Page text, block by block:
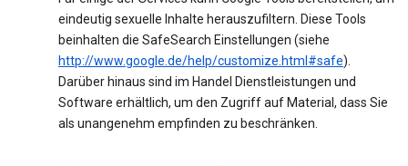
eindeutig sexuelle Inhalte herauszufiltern. Diese Tools
beinhalten die SafeSearch Einstellungen (siehe
http://www.google.de/help/customize.html#safe).
Darüber hinaus sind im Handel Dienstleistungen und
Software erhältlich, um den Zugriff auf Material, dass Sie
als unangenehm empfinden zu beschränken.